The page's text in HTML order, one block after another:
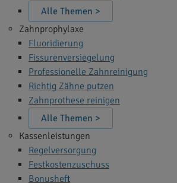
Alle Themen >
Zahnprophylaxe
Fluoridierung
Fissurenversiegelung
Professionelle Zahnreinigung
Richtig Zähne putzen
Zahnprothese reinigen
Alle Themen >
Kassenleistungen
Regelversorgung
Festkostenzuschuss
Bonusheft